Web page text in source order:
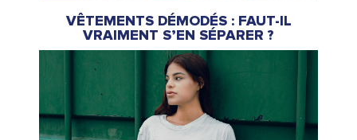
VÊTEMENTS DÉMODÉS : FAUT-IL
VRAIMENT S’EN SÉPARER ?